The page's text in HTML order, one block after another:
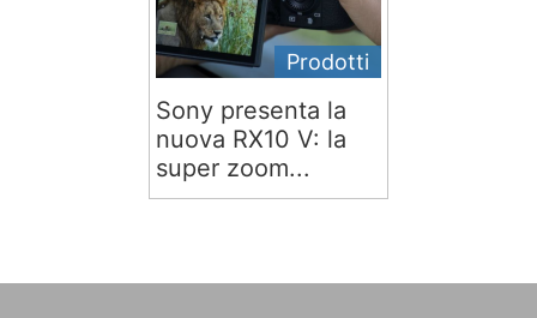
Prodotti
Sony presenta la
nuova RX10 V: la
super zoom...